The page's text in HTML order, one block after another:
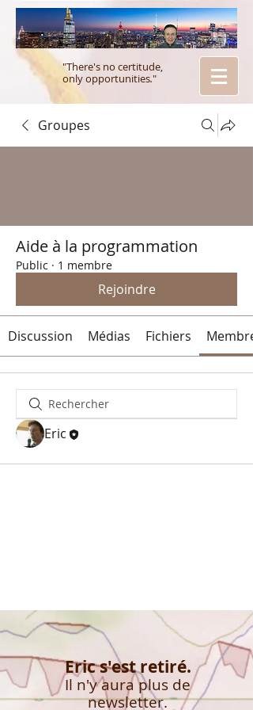
"There's no certitude,
only opportunities."
Groupes
Aide à la programmation
Public · 1 membre
Rejoindre
Discussion Médias Fichiers
Eric
Eric s'est retiré.
Il n'y aura plus de
newsletter.